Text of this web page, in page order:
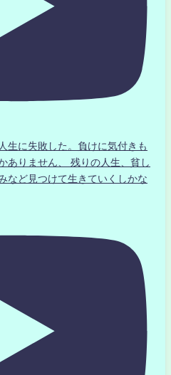
生に失敗した。負けに気付きも
ありません、 残りの人生、貧し
など見つけて生きていくしかな